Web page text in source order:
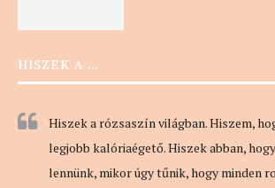
HISZEK A …
Hiszek a rózsaszín világban. Hiszem,
legjobb kalóriaégető. Hiszek abban,
lennünk, mikor úgy tűnik, hogy minden